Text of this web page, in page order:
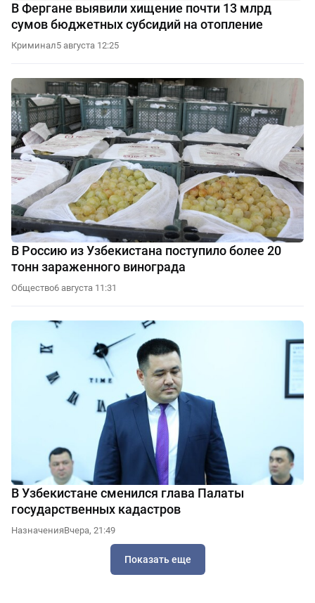
В Фергане выявили хищение почти 13 млрд
сумов бюджетных субсидий на отопление
Криминал5 августа 12:25
В Россию из Узбекистана поступило более 20
тонн зараженного винограда
Общество6 августа 11:31
В Узбекистане сменился глава Палаты
государственных кадастров
НазначенияВчера, 21:49
Показать еще